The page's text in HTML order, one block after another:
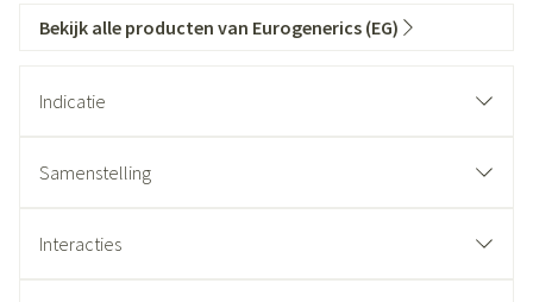
Bekijk alle producten van Eurogenerics (EG)
Indicatie
Samenstelling
Interacties